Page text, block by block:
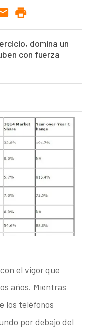
domina un
con fuerza
el vigor que
años. Mientras
los teléfonos
por debajo del